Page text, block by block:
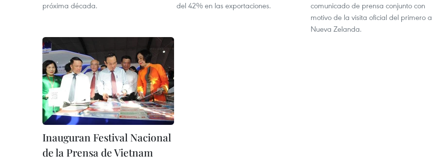
próxima década.
del 42% en las exportaciones.
comunicado de prensa conjunto con
motivo de la visita oficial del primero a
Nueva Zelanda.
Inauguran Festival Nacional
de la Prensa de Vietnam